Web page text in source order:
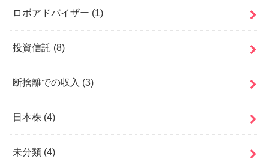
ロボアドバイザー (1)
投資信託 (8)
断捨離での収入 (3)
日本株 (4)
未分類 (4)